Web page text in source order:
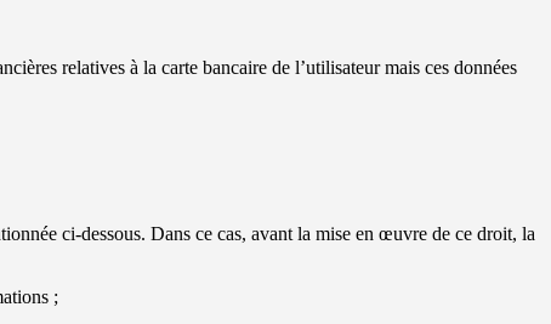
relatives à la carte bancaire de l’utilisateur mais ces données
ci-dessous. Dans ce cas, avant la mise en œuvre de ce droit, la
;